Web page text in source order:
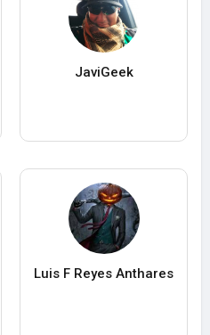
JaviGeek
Luis F Reyes Anthares